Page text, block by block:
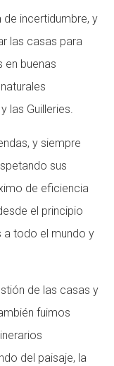
incertidumbre, y
las casas para
buenas
las Guilleries.
y siempre
sus
de eficiencia
el principio
a todo el mundo y
de las casas y
fuimos
del paisaje, la